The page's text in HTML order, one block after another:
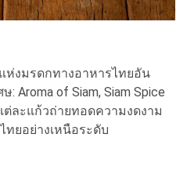
มรดกทางอาหารไทยอัน
Aroma of Siam, Siam Spice
ต่ละแก้วถ่ายทอดความงดงาม
ยอย่างเหนือระดับ